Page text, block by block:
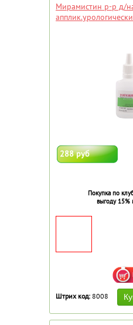
Мирамистин р-р д/
288 руб
Покупка по
выгоду 15%
Штрих код: 8008